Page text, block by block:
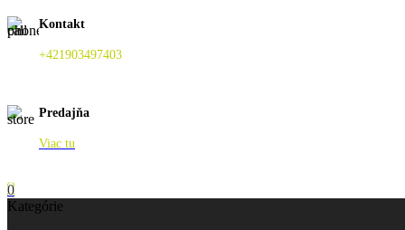
Kontakt
+421903497403
Predajňa
Viac tu
0
Kategórie